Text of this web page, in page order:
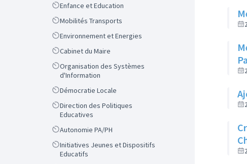
ScopeEnfance et Education
ScopeMobilités Transports
ScopeEnvironnement et Energies
ScopeCabinet du Maire
Scope
Organisation des Systèmes
d'Information
ScopeDémocratie Locale
Scope
Direction des Politiques
Educatives
ScopeAutonomie PA/PH
Scope
Initiatives Jeunes et Dispositifs
Educatifs